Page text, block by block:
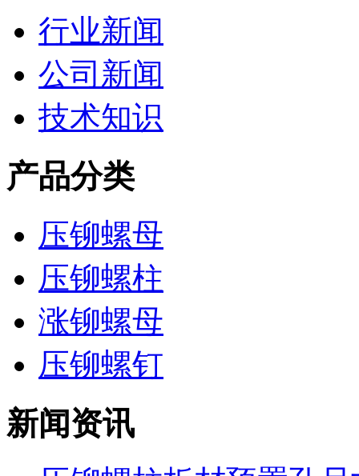
行业新闻
公司新闻
技术知识
产品分类
压铆螺母
压铆螺柱
涨铆螺母
压铆螺钉
新闻资讯